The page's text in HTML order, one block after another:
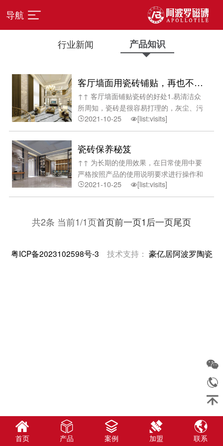
导航
行业新闻 产品知识
客厅墙面用瓷砖铺贴，再也不发愁清洁问题了！
↑↑ 客厅墙面铺贴瓷砖的好处1.易清洁众
所周知，瓷砖是很容易打理的，灰尘、污
渍等用抹布就可以搞定，而且再也不用担
心小朋友拿着笔到处乱涂乱画了。2.整洁
面，看起来会更加明亮、顺畅，整个房间
会显得整洁大方。3.时间久了不会破旧瓷
砖不会
2021-10-25 [list:visits]
瓷砖保养秘笈
↑↑ 为长期的使用效果，在日常使用中要
严格按照产品的使用说明要求进行操作和
养护。1、抛光砖在铺好后未使用前，为
了避免其他施工项目损伤砖面，用编织袋
好;2、如需在铺好的砖面上使用打钉空压
地时尽量干拖，局部
2021-10-25 [list:visits]
共2条 当前1/1页首页前一页1后一页尾页
粤ICP备2023102598号-3 技术支持： 豪亿居阿波罗陶瓷
首页 产品 案例 加盟 联系